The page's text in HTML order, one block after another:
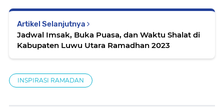
Artikel Selanjutnya
Jadwal Imsak, Buka Puasa, dan Waktu Shalat di
Kabupaten Luwu Utara Ramadhan 2023
INSPIRASI RAMADAN